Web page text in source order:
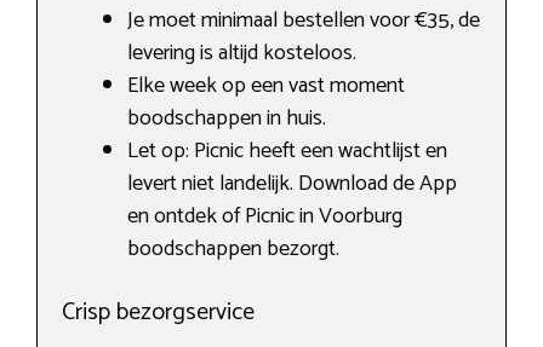
Je moet minimaal bestellen voor €35, de
levering is altijd kosteloos.
Elke week op een vast moment
boodschappen in huis.
Let op: Picnic heeft een wachtlijst en
levert niet landelijk. Download de App
en ontdek of Picnic in Voorburg
boodschappen bezorgt.
Crisp bezorgservice